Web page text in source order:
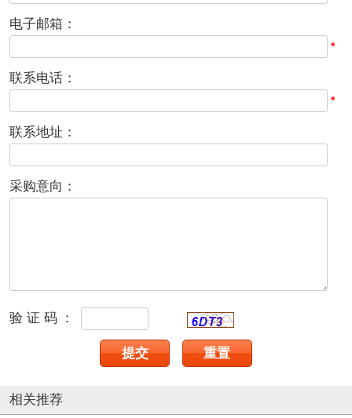
电子邮箱：
*
联系电话：
*
联系地址：
采购意向：
验证码：
相关推荐